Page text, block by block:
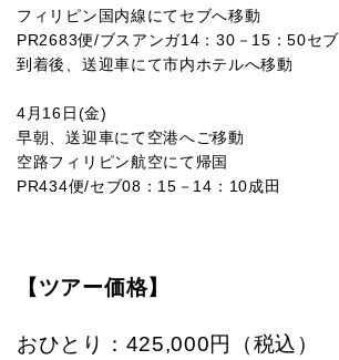
フィリピン国内線にてセブへ移動
PR2683便/ブスアンガ14：30－15：50セブ
到着後、送迎車にて市内ホテルへ移動
4月16日(金)
早朝、送迎車にて空港へご移動
空路フィリピン航空にて帰国
PR434便/セブ08：15－14：10成田
【ツアー価格】
おひとり：425,000円（税込）